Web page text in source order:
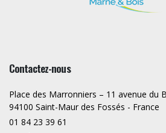
Contactez-nous
Place des Marronniers – 11 avenue du
94100 Saint-Maur des Fossés - France
01 84 23 39 61